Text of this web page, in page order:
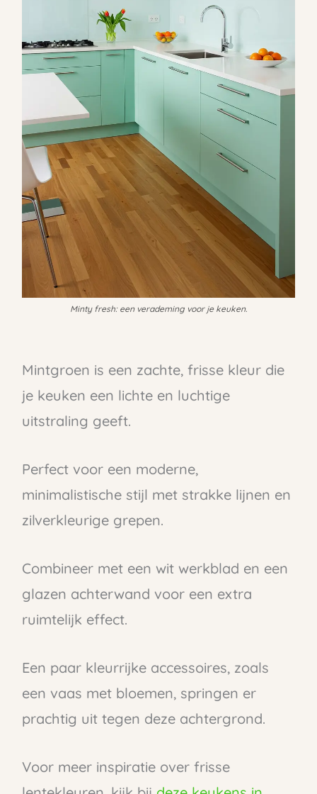
Minty fresh: een verademing voor je keuken.
Mintgroen is een zachte, frisse kleur die
je keuken een lichte en luchtige
uitstraling geeft.
Perfect voor een moderne,
minimalistische stijl met strakke lijnen en
zilverkleurige grepen.
Combineer met een wit werkblad en een
glazen achterwand voor een extra
ruimtelijk effect.
Een paar kleurrijke accessoires, zoals
een vaas met bloemen, springen er
prachtig uit tegen deze achtergrond.
Voor meer inspiratie over frisse